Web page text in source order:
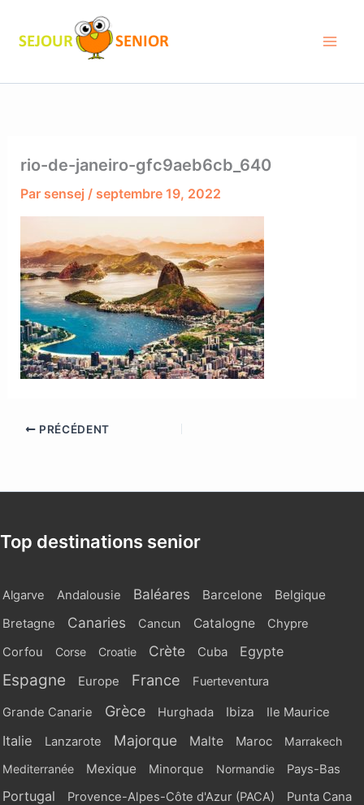
contenu
rio-de-janeiro-gfc9aeb6cb_640
Par sensej / septembre 19, 2022
PRÉCÉDENT
Top destinations senior
Algarve Andalousie Baléares Barcelone Belgique
Bretagne Canaries Cancun Catalogne
Chypre
Corfou
Corse Croatie Crète Cuba Egypte
Espagne Europe France Fuerteventura
Grande Canarie Grèce Hurghada Ibiza Ile Maurice
Italie Lanzarote Majorque Malte Maroc
Marrakech
Mediterranée
Mexique Minorque Normandie Pays-Bas
Portugal Provence-Alpes-Côte d'Azur (PACA) Punta Cana